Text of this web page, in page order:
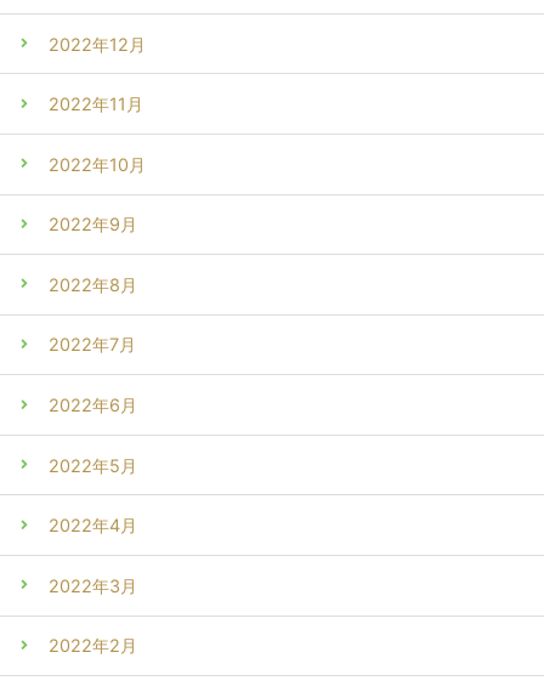
2022年12月
2022年11月
2022年10月
2022年9月
2022年8月
2022年7月
2022年6月
2022年5月
2022年4月
2022年3月
2022年2月